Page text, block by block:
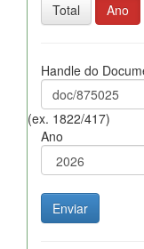
Total
Ano
Handle do
(ex. 1822/417)
Ano